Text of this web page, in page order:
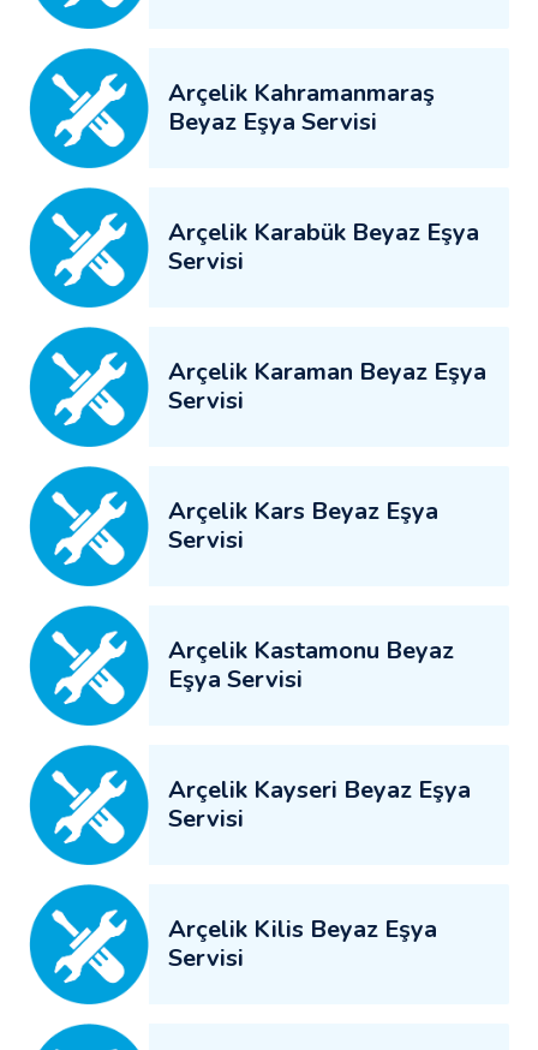
Arçelik Kahramanmaraş
Beyaz Eşya Servisi
Arçelik Karabük Beyaz Eşya
Servisi
Arçelik Karaman Beyaz Eşya
Servisi
Arçelik Kars Beyaz Eşya
Servisi
Arçelik Kastamonu Beyaz
Eşya Servisi
Arçelik Kayseri Beyaz Eşya
Servisi
Arçelik Kilis Beyaz Eşya
Servisi